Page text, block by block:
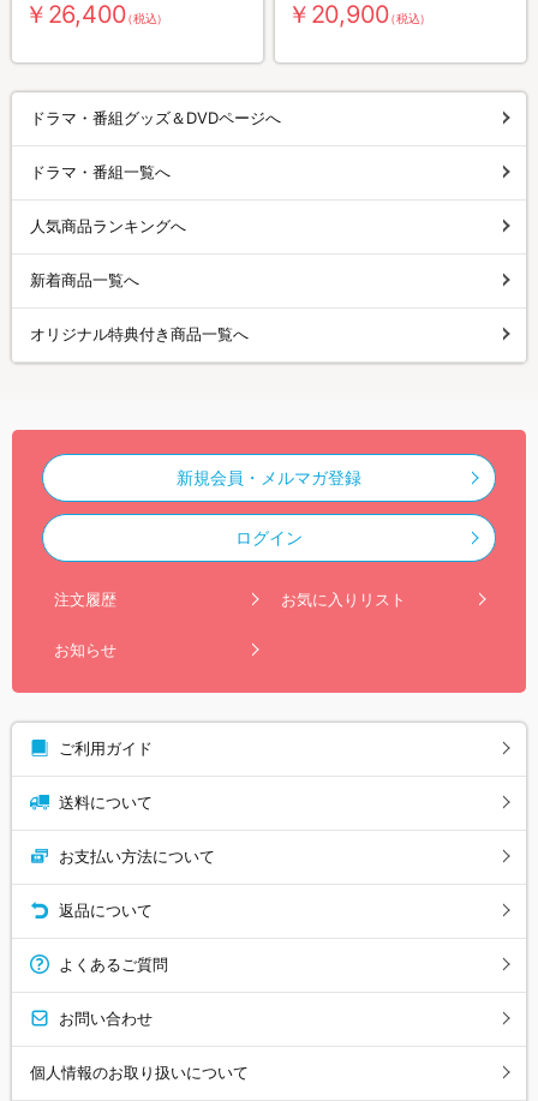
￥26,400（税込） ￥20,900（税込）
ドラマ・番組グッズ＆DVDページへ
ドラマ・番組一覧へ
人気商品ランキングへ
新着商品一覧へ
オリジナル特典付き商品一覧へ
新規会員・メルマガ登録
ログイン
注文履歴 お気に入りリスト
お知らせ
ご利用ガイド
送料について
お支払い方法について
返品について
よくあるご質問
お問い合わせ
個人情報のお取り扱いについて